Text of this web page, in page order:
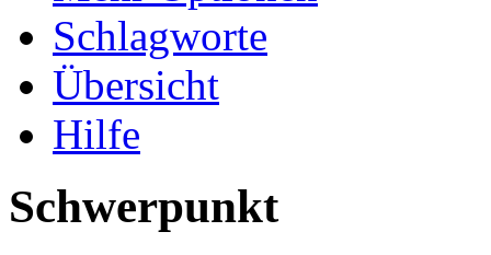
Schlagworte
Übersicht
Hilfe
Schwerpunkt